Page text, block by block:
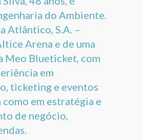
do Ambiente.
Atlântico, S.A. –
Arena e de uma
Meo Blueticket, com
em
ticketing e eventos
em estratégia e
de negócio,